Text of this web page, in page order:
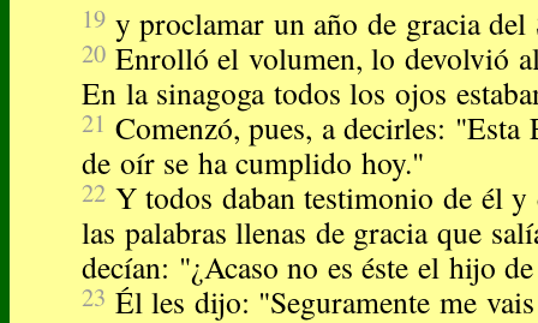
19 y proclamar un año de gracia del
20 Enrolló el volumen, lo devolvió
En la sinagoga todos los ojos
21 Comenzó, pues, a decirles: "Esta
de oír se ha cumplido hoy."
22 Y todos daban testimonio de él y
las palabras llenas de gracia que
decían: "¿Acaso no es éste el hijo
23 Él les dijo: "Seguramente me